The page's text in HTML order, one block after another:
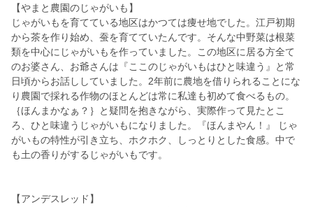
【やまと農園のじゃがいも】
じゃがいもを育てている地区はかつては痩せ地でした。江戸初期
から茶を作り始め、蚕を育てていたんです。そんな中野菜は根菜
類を中心にじゃがいもを作っていました。この地区に居る方全て
のお婆さん、お爺さんは『ここのじゃがいもはひと味違う』と常
日頃からお話ししていました。2年前に農地を借りられることにな
り農園で採れる作物のほとんどは常に私達も初めて食べるもの。
｛ほんまかなぁ？｝と疑問を抱きながら、実際作って見たとこ
ろ、ひと味違うじゃがいもになりました。『ほんまやん！』 じゃ
がいもの特性が引き立ち、ホクホク、しっとりとした食感。中で
も土の香りがするじゃがいもです。
【アンデスレッド】